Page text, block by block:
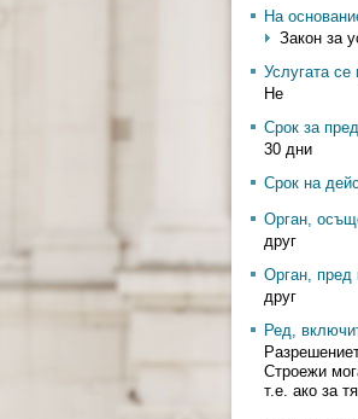
На
Закон за
Услугата се
Не
Срок за
30 дни
Срок на
Орган,
друг
Орган, пред
друг
Ред,
Строежи
т.е. ако за